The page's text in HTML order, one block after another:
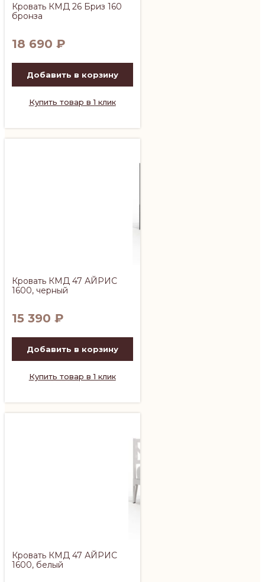
Кровать КМД 26 Бриз 160
бронза
18 690 ₽
Добавить в корзину
Купить товар в 1 клик
Кровать КМД 47 АЙРИС
1600, черный
15 390 ₽
Добавить в корзину
Купить товар в 1 клик
Кровать КМД 47 АЙРИС
1600, белый